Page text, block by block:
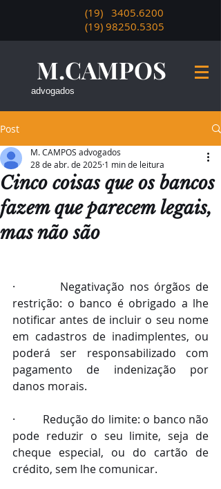
(19) 3405.6200
(19) 98250.5305
advogados
M.CAMPOS
Post
Cinco coisas que os bancos
fazem que parecem legais,
mas não são
M. CAMPOS advogados
28 de abr. de 2025 1 min de leitura
·         Negativação nos órgãos de
restrição: o banco é obrigado a lhe
notificar antes de incluir o seu nome
em cadastros de inadimplentes, ou
poderá ser responsabilizado com
pagamento de indenização por
danos morais.
·         Redução do limite: o banco não
pode reduzir o seu limite, seja de
cheque especial, ou do cartão de
crédito, sem lhe comunicar.